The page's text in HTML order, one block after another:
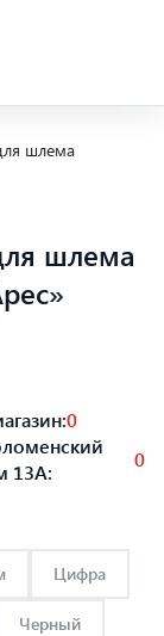
шлема
шлема
0
13А:
0
Цифра
Черный